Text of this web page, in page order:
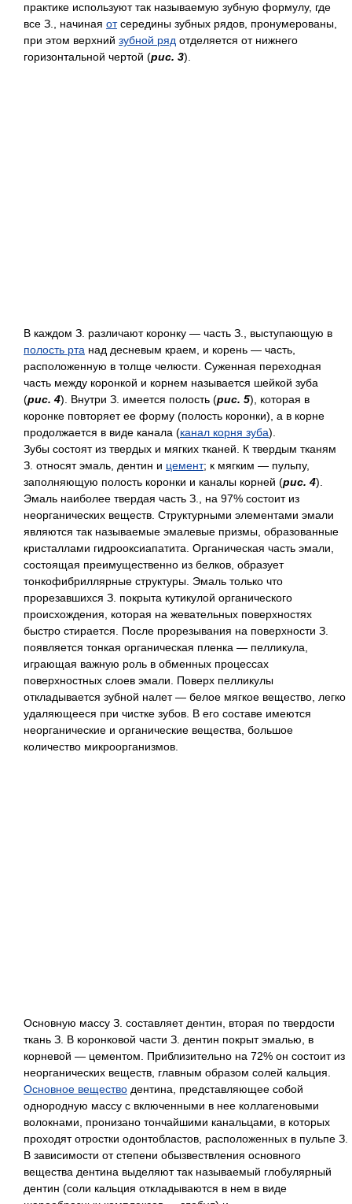
практике используют так называемую зубную формулу, где
все З., начиная отсередины зубных рядов, пронумерованы,
при этом верхний зубной ряд отделяется от нижнего
горизонтальной чертой (рис. 3).
В каждом З. различают коронку — часть З., выступающую в
полость рта над десневым краем, и корень — часть,
расположенную в толще челюсти. Суженная переходная
часть между коронкой и корнем называется шейкой зуба
(рис. 4). Внутри З. имеется полость (рис. 5), которая в
коронке повторяет ее форму (полость коронки), а в корне
продолжается в виде канала (канал корня зуба).
Зубы состоят из твердых и мягких тканей. К твердым тканям
З. относят эмаль, дентин и цемент; к мягким — пульпу,
заполняющую полость коронки и каналы корней (рис. 4).
Эмаль наиболее твердая часть З., на 97% состоит из
неорганических веществ. Структурными элементами эмали
являются так называемые эмалевые призмы, образованные
кристаллами гидрооксиапатита. Органическая часть эмали,
состоящая преимущественно из белков, образует
тонкофибриллярные структуры. Эмаль только что
прорезавшихся З. покрыта кутикулой органического
происхождения, которая на жевательных поверхностях
быстро стирается. После прорезывания на поверхности З.
появляется тонкая органическая пленка — пелликула,
играющая важную роль в обменных процессах
поверхностных слоев эмали. Поверх пелликулы
откладывается зубной налет — белое мягкое вещество, легко
удаляющееся при чистке зубов. В его составе имеются
неорганические и органические вещества, большое
количество микроорганизмов.
Основную массу З. составляет дентин, вторая по твердости
ткань З. В коронковой части З. дентин покрыт эмалью, в
корневой — цементом. Приблизительно на 72% он состоит из
неорганических веществ, главным образом солей кальция.
Основное вещество дентина, представляющее собой
однородную массу с включенными в нее коллагеновыми
волокнами, пронизано тончайшими канальцами, в которых
проходят отростки одонтобластов, расположенных в пульпе З.
В зависимости от степени обызвествления основного
вещества дентина выделяют так называемый глобулярный
дентин (соли кальция откладываются в нем в виде